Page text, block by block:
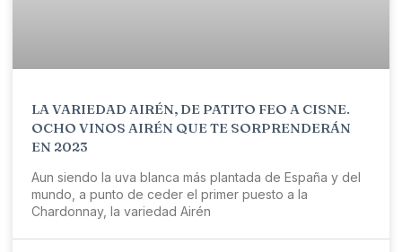
LA VARIEDAD AIRÉN, DE PATITO FEO A CISNE.
OCHO VINOS AIRÉN QUE TE SORPRENDERÁN
EN 2023
Aun siendo la uva blanca más plantada de España y del
mundo, a punto de ceder el primer puesto a la
Chardonnay, la variedad Airén